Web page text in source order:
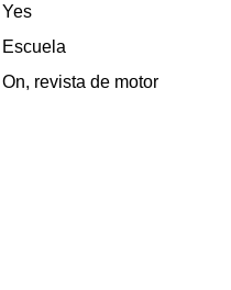
Yes
Escuela
On, revista de motor